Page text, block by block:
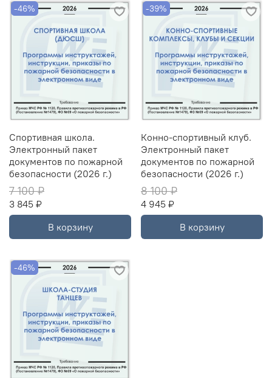
-46%
Спортивная школа.
Электронный пакет
документов по пожарной
безопасности (2026 г.)
7 100 ₽
3 845 ₽
В корзину
-39%
Конно-спортивный клуб.
Электронный пакет
документов по пожарной
безопасности (2026 г.)
8 100 ₽
4 945 ₽
В корзину
-46%